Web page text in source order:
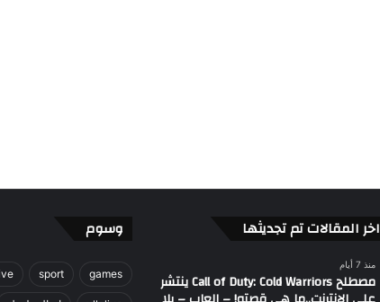
اخر المقالات تم تجديثها
منذ 7 أيام
مصطلح Call of Duty: Cold Warriors ينتشر
وسوم
games
sport